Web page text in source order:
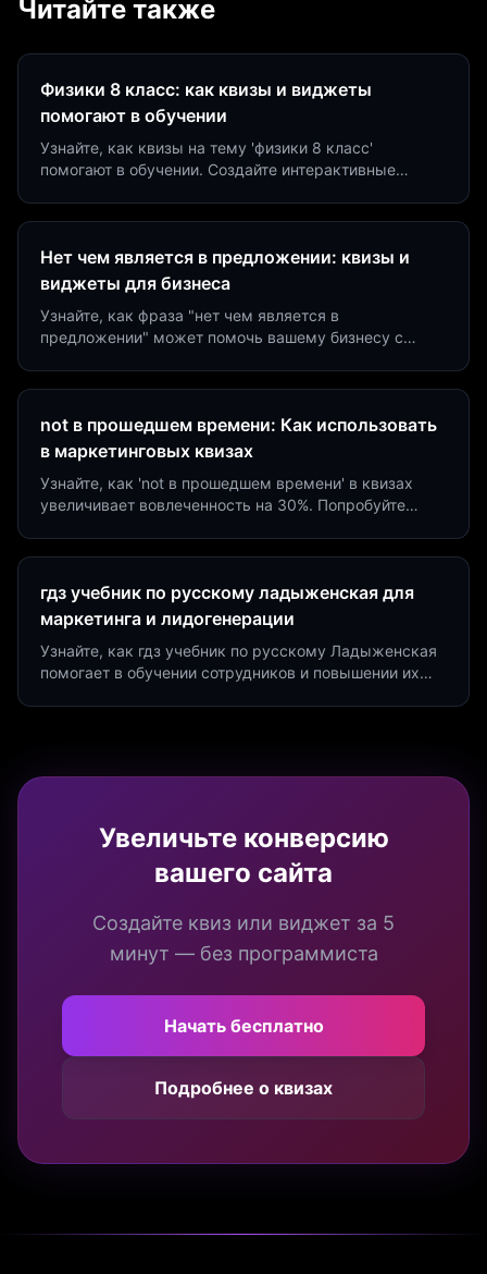
Читайте также
Физики 8 класс: как квизы и виджеты
помогают в обучении
Узнайте, как квизы на тему 'физики 8 класс'
помогают в обучении. Создайте интерактивные
Нет чем является в предложении: квизы и
виджеты для бизнеса
Узнайте, как фраза "нет чем является в
предложении" может помочь вашему бизнесу с
not в прошедшем времени: Как использовать
в маркетинговых квизах
Узнайте, как 'not в прошедшем времени' в квизах
увеличивает вовлеченность на 30%. Попробуйте
гдз учебник по русскому ладыженская для
маркетинга и лидогенерации
Узнайте, как гдз учебник по русскому Ладыженская
помогает в обучении сотрудников и повышении их
Увеличьте конверсию
вашего сайта
Создайте квиз или виджет за 5
минут — без программиста
Начать бесплатно
Подробнее о квизах